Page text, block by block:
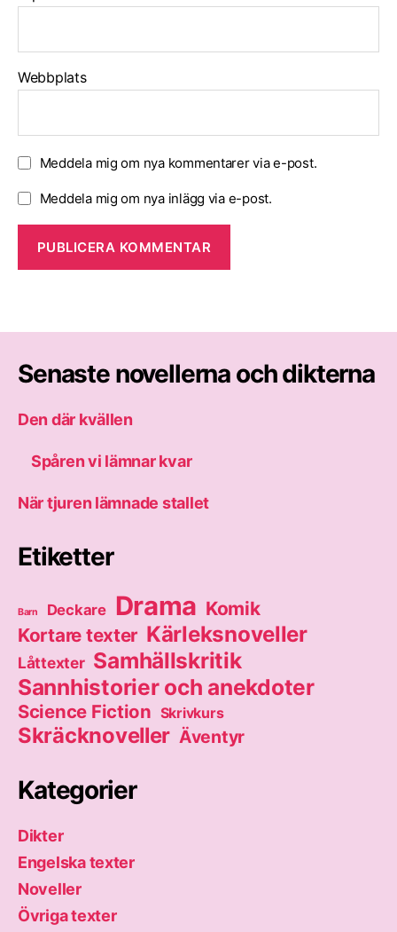
Webbplats
Meddela mig om nya kommentarer via e-post.
Meddela mig om nya inlägg via e-post.
Senaste novellerna och dikterna
Den där kvällen
Spåren vi lämnar kvar
När tjuren lämnade stallet
Etiketter
Barn Deckare Drama Komik
Kortare texter Kärleksnoveller
Låttexter Samhällskritik
Sannhistorier och anekdoter
Science Fiction Skrivkurs
Skräcknoveller Äventyr
Kategorier
Dikter
Engelska texter
Noveller
Övriga texter